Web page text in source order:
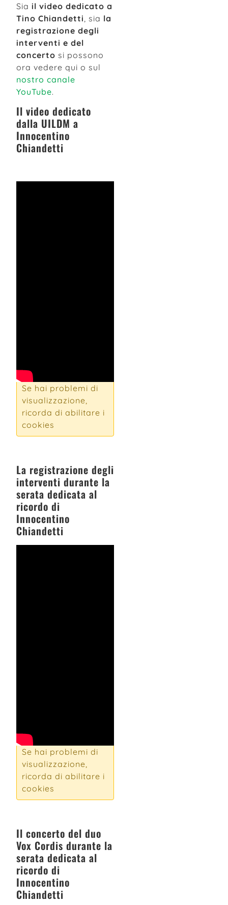
Sia il video dedicato a
Tino Chiandetti , sia la
registrazione degli
interventi e del
concerto si possono
ora vedere qui o sul
nostro canale
YouTube.
Il video dedicato
dalla UILDM a
Innocentino
Chiandetti
Se hai problemi di
visualizzazione,
ricorda di abilitare i
cookies
La registrazione degli
interventi durante la
serata dedicata al
ricordo di
Innocentino
Chiandetti
Se hai problemi di
visualizzazione,
ricorda di abilitare i
cookies
Il concerto del duo
Vox Cordis durante la
serata dedicata al
ricordo di
Innocentino
Chiandetti